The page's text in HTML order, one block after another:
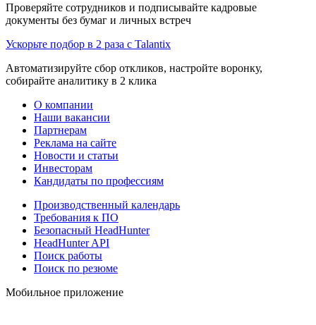
Проверяйте сотрудников и подписывайте кадровые
документы без бумаг и личных встреч
Ускорьте подбор в 2 раза с Talantix
Автоматизируйте сбор откликов, настройте воронку,
собирайте аналитику в 2 клика
О компании
Наши вакансии
Партнерам
Реклама на сайте
Новости и статьи
Инвесторам
Кандидаты по профессиям
Производственный календарь
Требования к ПО
Безопасный HeadHunter
HeadHunter API
Поиск работы
Поиск по резюме
Мобильное приложение